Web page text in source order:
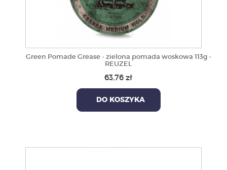
Green Pomade Grease - zielona pomada woskowa 113g -
REUZEL
63,76 zł
DO KOSZYKA